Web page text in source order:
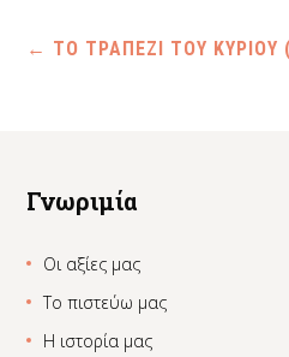
← ΤΟ ΤΡΑΠΕΖΙ ΤΟΥ ΚΥΡΙΟΥ
Γνωριμία
Οι αξίες μας
Το πιστεύω μας
Η ιστορία μας